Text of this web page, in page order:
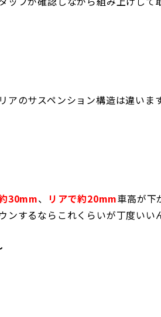
アのサスペンション構造は違い
30mm、 リアで約20mm車高が下
ンするならこれくらいが丁度いい